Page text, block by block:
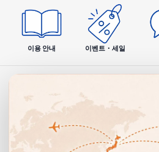
제품 특징
드라이 시트
특수 섬유 구조로 바닥에 떨어진 미세한
착·포착합니다.
02
이용 안내 이벤트・세일
주문·이용 안내
쇼핑 안내